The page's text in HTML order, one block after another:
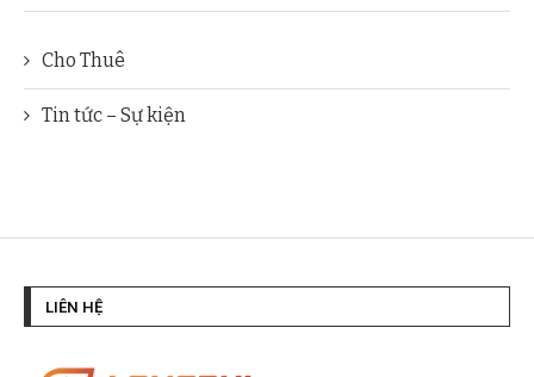
Cho Thuê
Tin tức – Sự kiện
LIÊN HỆ